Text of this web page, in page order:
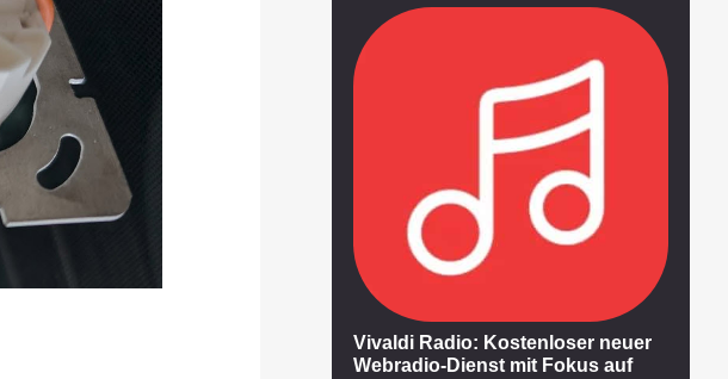
Vivaldi Radio: Kostenloser neuer
Webradio-Dienst mit Fokus auf